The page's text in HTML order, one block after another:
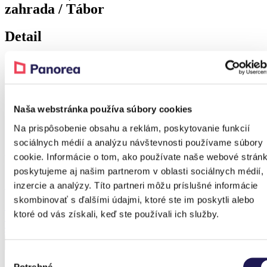
Naša webstránka používa súbory cookies
Na prispôsobenie obsahu a reklám, poskytovanie funkcií
sociálnych médií a analýzu návštevnosti používame súbory
cookie. Informácie o tom, ako používate naše webové
poskytujeme aj našim partnerom v oblasti sociálnych médií,
inzercie a analýzy. Títo partneri môžu príslušné informácie
skombinovať s ďalšími údajmi, ktoré ste im poskytli alebo
ktoré od vás získali, keď ste používali ich služby.
zahrada / Tábor
Detail
Realization – Tábor
Realization – Tábor
Realization – Tábor
Produkt z realizace
Sleva 38 %
FROZEN
Sezónní hliníková zimní zahrada